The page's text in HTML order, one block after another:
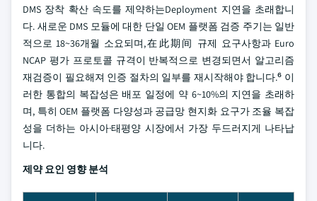
DMS 장착 확산 속도를 제약하는Deployment 지연을 초래합니
다. 새로운 DMS 모듈에 대한 단일 OEM 플랫폼 검증 주기는 일반
적으로 18~36개월 소요되며,在此期间 규제 요구사항과 Euro
NCAP 평가 프로토콜 규격이 반복적으로 변경되면서 알고리즘
재검증이 필요해져 인증 절차의 일부를 재시작해야 합니다.⁶ 이
러한 통합의 복잡성은 배포 일정에 약 6~10%의 지연을 초래하
며, 특히 OEM 플랫폼 다양성과 공급망 현지화 요구가 조율 복잡
성을 더하는 아시아·태평양 시장에서 가장 두드러지게 나타납
니다.
제약 요인 영향 분석